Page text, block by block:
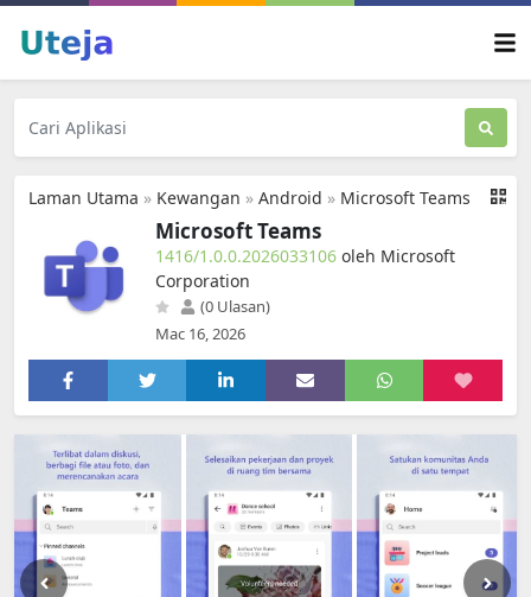
Laman Utama » Kewangan » Android » Microsoft Teams
Microsoft Teams
1416/1.0.0.2026033106 oleh Microsoft
Corporation
(0 Ulasan)
Mac 16, 2026